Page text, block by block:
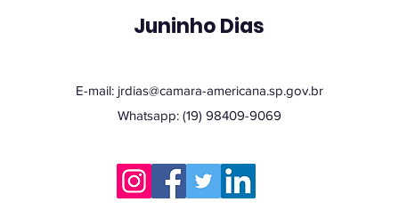
tecnologiaJuninho Dias
E-mail: jrdias@camara-americana.sp.gov.br
Whatsapp: (19) 98409-9069